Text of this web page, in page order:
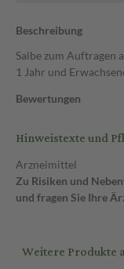
Beschreibung
Salbe zum Auftragen
1 Jahr und
Bewertungen
Hinweistexte und
Arzneimittel
Zu Risiken und
und fragen Sie Ihre
Weitere Produkte